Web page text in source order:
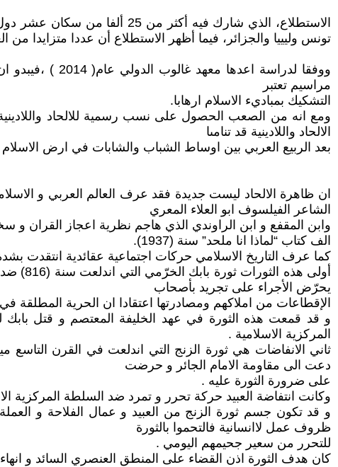
تونس وليييا والجزائر، فيما أظهر الاستطلاع أن عددا متزايدا
مراسيم تعتبر
التشكيك بمباديء الاسلام ارهابا.
ومع انه من الصعب الحصول على نسب رسمية للالحاد
الالحاد واللادينية قد تنامىا
بعد الربيع العربي بين اوساط الشباب والشابات في ارض
ان ظاهرة الالحاد ليست جديدة فقد عرف العالم العربي و
الشاعر الفيلسوف ابو العلاء المعري
وابن المقفع و ابن الراوندي الذي هاجم نظرية اعجاز القران
الف كتاب “لماذا انا ملحد” سنة (1937).
كما عرف التاريخ الاسلامي حركات اجتماعية عقائدية انتقدت
أولى
يحرّض الأجراء على تجريد بأصحاب
الإقطاعات من املاكهم ومصادرتها اعتقادا ان الحرية المطلقة
و قد قمعت هذه الثورة في عهد الخليفة المعتصم و قتل بابك
المركزية الاسلامية .
ثاني الانفاضات هي ثورة الزنج التي اندلعت في القرن
دعت الى مقاومة الامام الجائر و حرضت
على ضرورة الثورة عليه .
وكانت انتفاضة العبيد حركة تحرر و تمرد ضد السلطة المركزية
و قد تكون جسم ثورة الزنج من العبيد و عمال الفلاحة و
ظروف عمل لاانسانية فالتحموا بالثورة
للتحرر من سعير جحيمهم اليومي .
كان هدف الثورة اذن القضاء على المنطق العنصري السائد و انهاء